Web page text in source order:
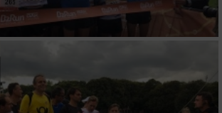
von Inhalten
von Daten aus